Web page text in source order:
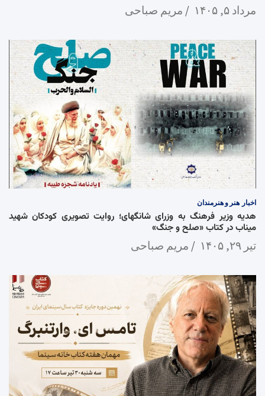
مرداد ۵, ۱۴۰۵ مریم صباحی
اخبار هنر و هنرمندان
هدیه وزیر فرهنگ به وزرای شانگهای؛ روایت تصویری کودکان شهید
میناب در کتاب «صلح و جنگ»
تیر ۲۹, ۱۴۰۵ مریم صباحی